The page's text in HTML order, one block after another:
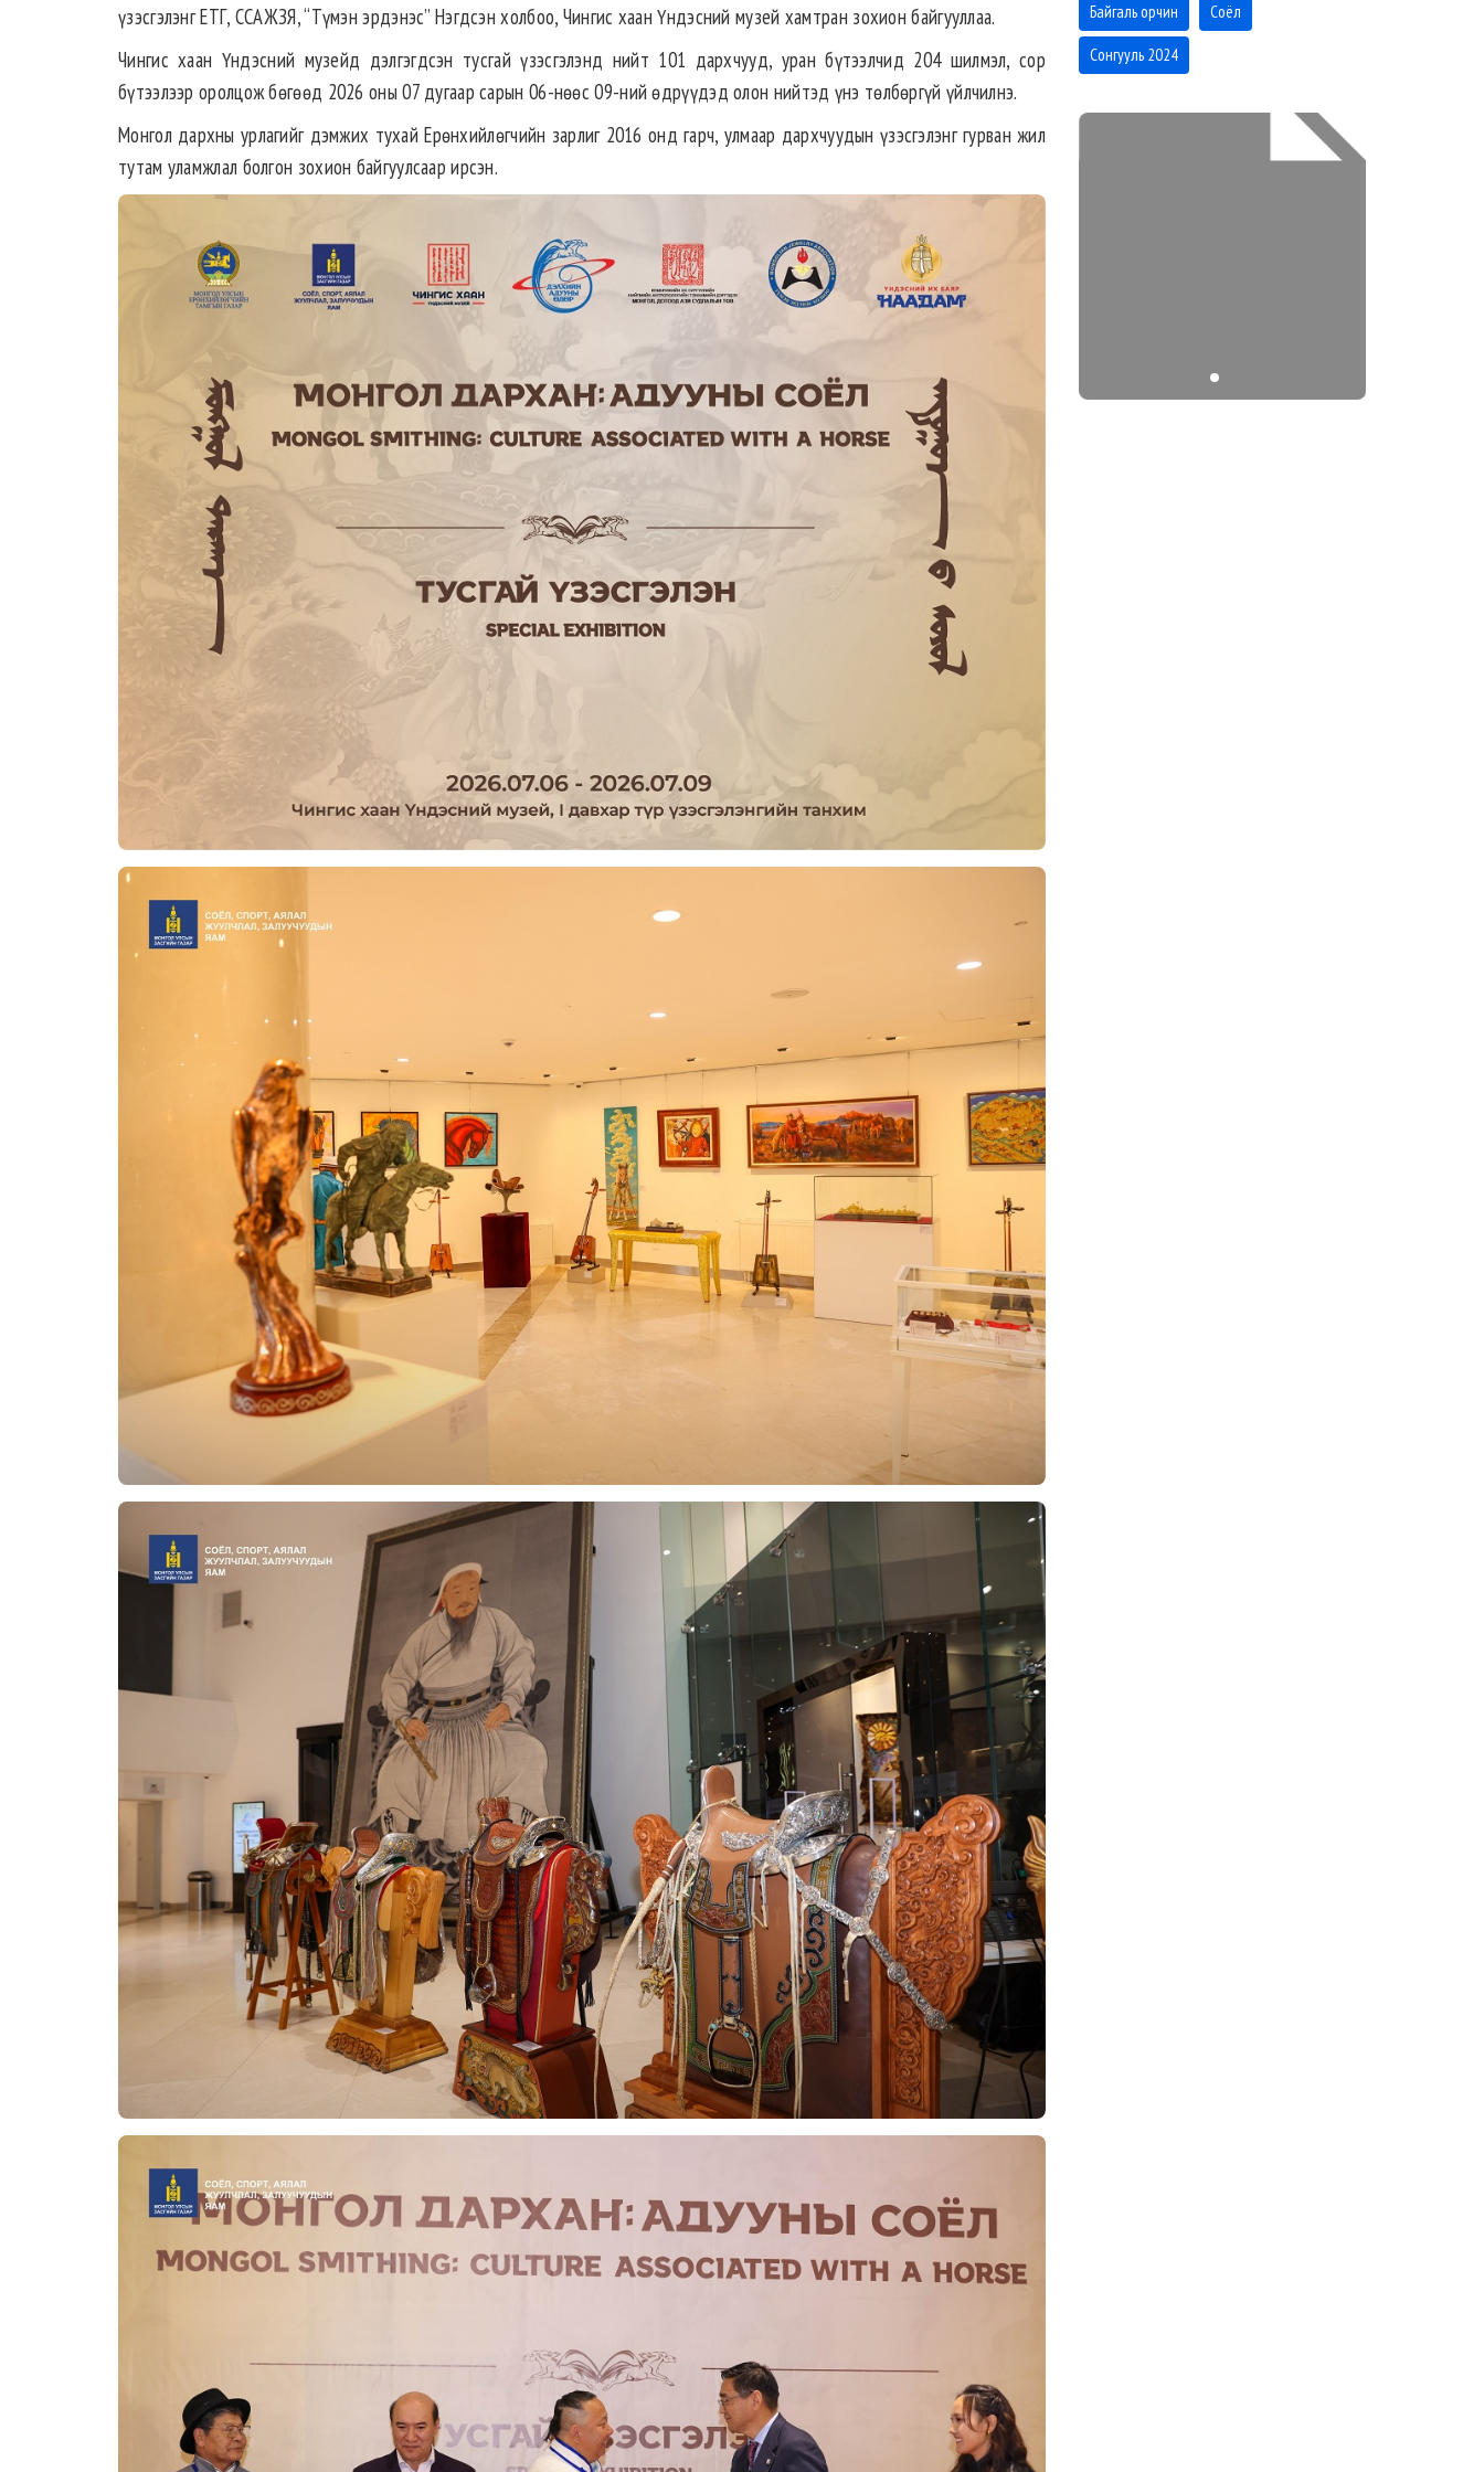
үзэсгэлэнг ЕТГ, ССАЖЗЯ, “Түмэн эрдэнэс” Нэгдсэн холбоо, Чингис хаан Үндэсний музей хамтран зохион байгууллаа.
Чингис хаан Үндэсний музейд дэлгэгдсэн тусгай үзэсгэлэнд нийт 101 дархчууд, уран бүтээлчид 204 шилмэл, сор
бүтээлээр оролцож бөгөөд 2026 оны 07 дугаар сарын 06-нөөс 09-ний өдрүүдэд олон нийтэд үнэ төлбөргүй үйлчилнэ.
Монгол дархны урлагийг дэмжих тухай Ерөнхийлөгчийн зарлиг 2016 онд гарч, улмаар дархчуудын үзэсгэлэнг гурван жил
тутам уламжлал болгон зохион байгуулсаар ирсэн.
Байгаль орчин Соёл
Сонгууль 2024